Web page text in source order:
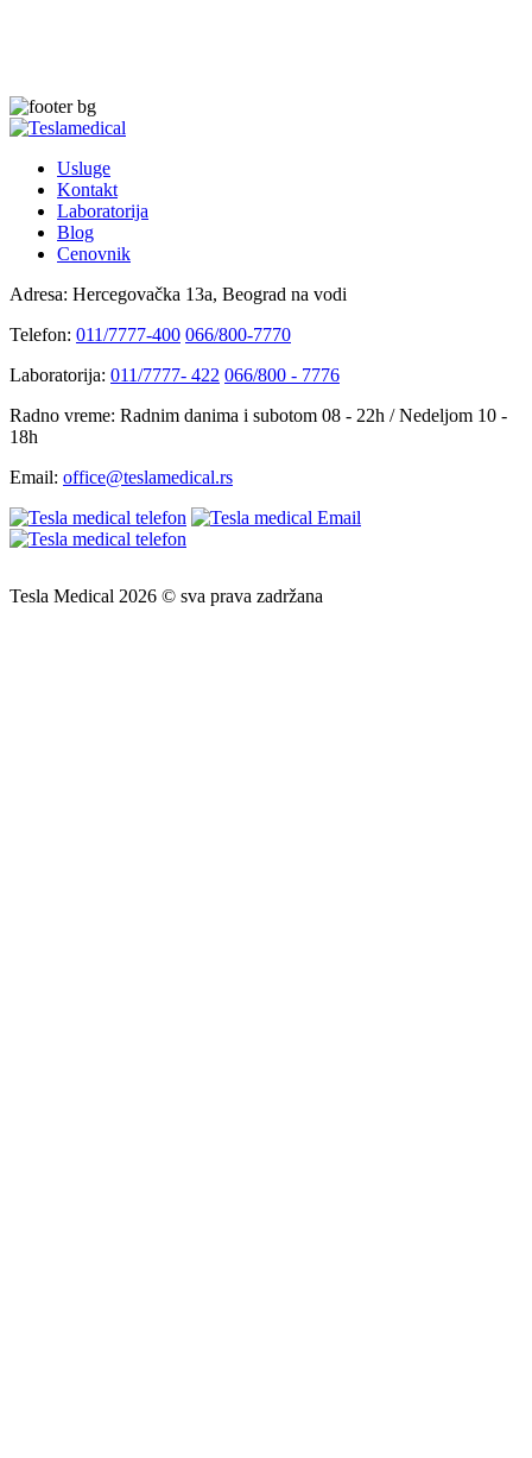
Usluge
Kontakt
Laboratorija
Blog
Cenovnik
Adresa: Hercegovačka 13a, Beograd na vodi
Telefon: 011/7777-400 066/800-7770
Laboratorija: 011/7777- 422 066/800 - 7776
Radno vreme: Radnim danima i subotom 08 - 22h / Nedeljom 10 -
18h
Email: office@teslamedical.rs
Tesla Medical 2026 © sva prava zadržana